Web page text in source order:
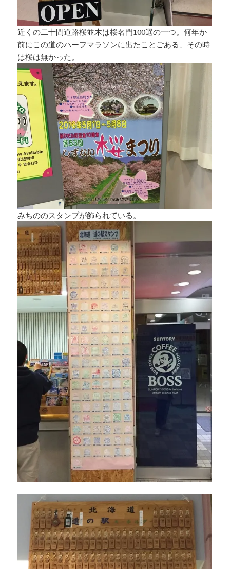
近くの二十間道路桜並木は桜名門100選の一つ。何年か
前にこの道のハーフマラソンに出たことごある、その時
は桜は無かった。
みちののスタンプが飾られている。